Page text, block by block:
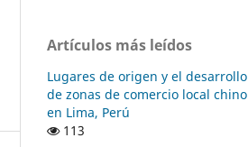
Artículos más leídos
Lugares de origen y el desarrollo
de zonas de comercio local chino
en Lima, Perú
113